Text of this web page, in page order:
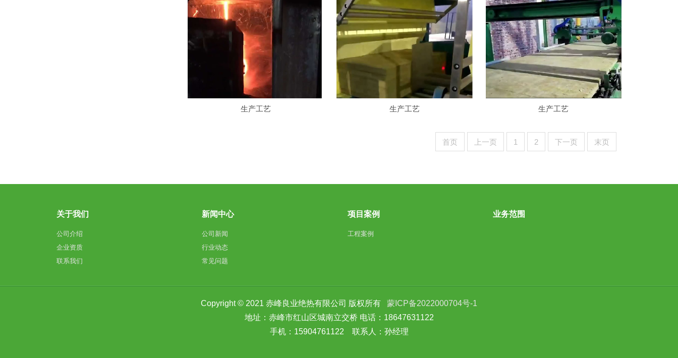
生产工艺 生产工艺 生产工艺
首页 上一页 1 2 下一页 末页
关于我们
公司介绍
企业资质
联系我们
新闻中心
公司新闻
行业动态
常见问题
项目案例
工程案例
业务范围
Copyright © 2021 赤峰良业绝热有限公司 版权所有 蒙ICP备2022000704号-1
地址：赤峰市红山区城南立交桥 电话：18647631122
手机：15904761122 联系人：孙经理